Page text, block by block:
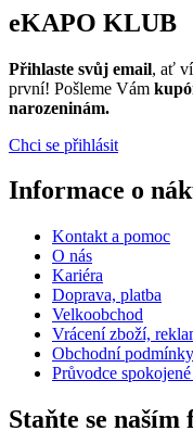
eKAPO KLUB
Přihlaste svůj email, ať
první! Pošleme Vám
narozeninám.
Chci se přihlásit
Informace o
Kontakt a pomoc
O nás
Kariéra
Doprava, platba
Velkoobchod
Vrácení zboží,
Obchodní podmínky
Průvodce
Staňte se naším